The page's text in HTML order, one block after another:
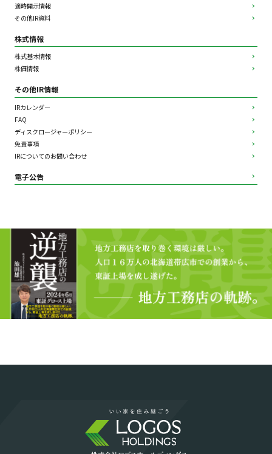
適時開示情報
その他IR資料
株式情報
株式基本情報
株価情報
その他IR情報
IRカレンダー
FAQ
ディスクロージャーポリシー
免責事項
IRについてのお問い合わせ
電子公告